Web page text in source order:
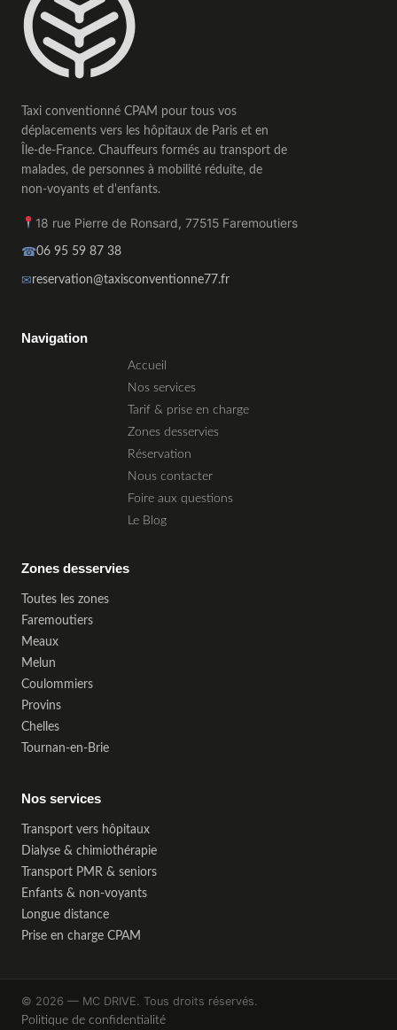
Taxi conventionné CPAM pour tous vos
déplacements vers les hôpitaux de Paris et en
Île-de-France. Chauffeurs formés au transport de
malades, de personnes à mobilité réduite, de
non-voyants et d'enfants.
18 rue Pierre de Ronsard, 77515 Faremoutiers
☎06 95 59 87 38
✉reservation@taxisconventionne77.fr
Navigation
Accueil
Nos services
Tarif & prise en charge
Zones desservies
Réservation
Nous contacter
Foire aux questions
Le Blog
Zones desservies
Toutes les zones
Faremoutiers
Meaux
Melun
Coulommiers
Provins
Chelles
Tournan-en-Brie
Nos services
Transport vers hôpitaux
Dialyse & chimiothérapie
Transport PMR & seniors
Enfants & non-voyants
Longue distance
Prise en charge CPAM
© 2026 — MC DRIVE. Tous droits réservés.
Politique de confidentialité